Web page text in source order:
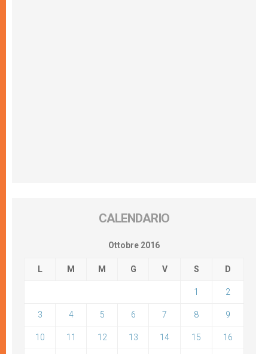
CALENDARIO
Ottobre 2016
L M M G V S D
1 2
3 4 5 6 7 8 9
10 11 12 13 14 15 16